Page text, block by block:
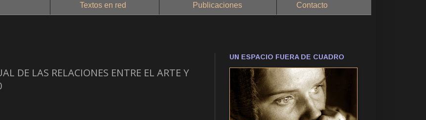
Textos en red Publicaciones Contacto
DE LAS RELACIONES ENTRE EL ARTE Y
UN ESPACIO FUERA DE CUADRO